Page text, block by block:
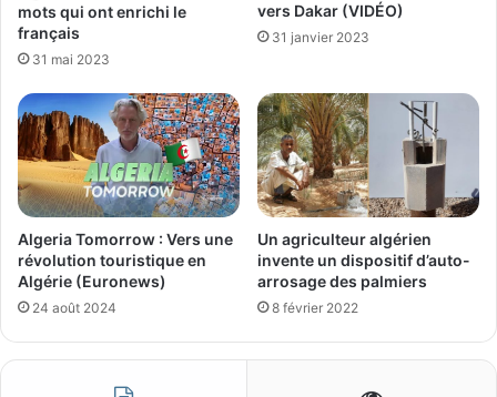
mots qui ont enrichi le
français
31 mai 2023
vers Dakar (VIDÉO)
31 janvier 2023
Algeria Tomorrow : Vers une
révolution touristique en
Algérie (Euronews)
24 août 2024
Un agriculteur algérien
invente un dispositif d’auto-
arrosage des palmiers
8 février 2022